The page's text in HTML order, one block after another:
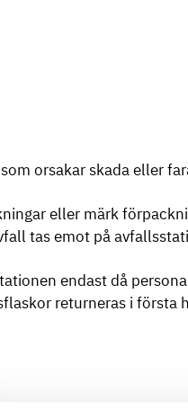
orsakar skada eller
eller märk
tas emot på
endast då
returneras i första